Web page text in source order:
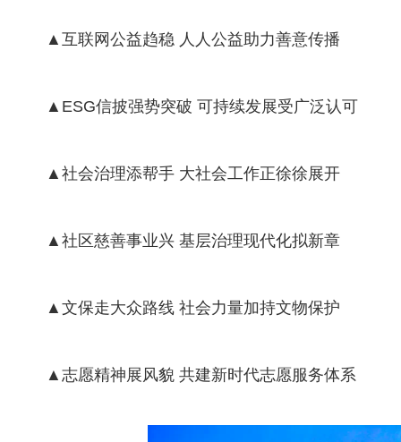
▲互联网公益趋稳 人人公益助力善意传播
▲ESG信披强势突破 可持续发展受广泛认可
▲社会治理添帮手 大社会工作正徐徐展开
▲社区慈善事业兴 基层治理现代化拟新章
▲文保走大众路线 社会力量加持文物保护
▲志愿精神展风貌 共建新时代志愿服务体系